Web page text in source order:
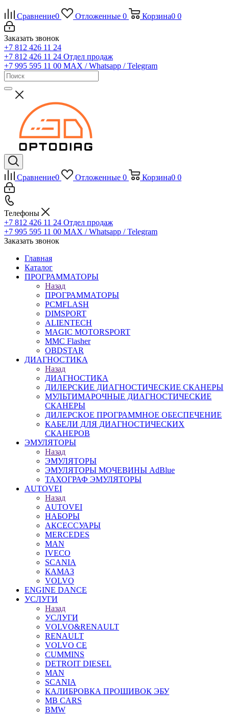
Сравнение0 Отложенные 0 Корзина0 0
Заказать звонок
+7 812 426 11 24
+7 812 426 11 24 Отдел продаж
+7 995 595 11 00 MAX / Whatsapp / Telegram
Сравнение0 Отложенные 0 Корзина0 0
Телефоны
+7 812 426 11 24 Отдел продаж
+7 995 595 11 00 MAX / Whatsapp / Telegram
Заказать звонок
Главная
Каталог
ПРОГРАММАТОРЫ
Назад
ПРОГРАММАТОРЫ
PCMFLASH
DIMSPORT
ALIENTECH
MAGIC MOTORSPORT
MMC Flasher
OBDSTAR
ДИАГНОСТИКА
Назад
ДИАГНОСТИКА
ДИЛЕРСКИЕ ДИАГНОСТИЧЕСКИЕ СКАНЕРЫ
МУЛЬТИМАРОЧНЫЕ ДИАГНОСТИЧЕСКИЕ
СКАНЕРЫ
ДИЛЕРСКОЕ ПРОГРАММНОЕ ОБЕСПЕЧЕНИЕ
КАБЕЛИ ДЛЯ ДИАГНОСТИЧЕСКИХ
СКАНЕРОВ
ЭМУЛЯТОРЫ
Назад
ЭМУЛЯТОРЫ
ЭМУЛЯТОРЫ МОЧЕВИНЫ АdBlue
ТАХОГРАФ ЭМУЛЯТОРЫ
AUTOVEI
Назад
AUTOVEI
НАБОРЫ
АКСЕССУАРЫ
MERCEDES
MAN
IVECO
SCANIA
КАМАЗ
VOLVO
ENGINE DANCE
УСЛУГИ
Назад
УСЛУГИ
VOLVO&RENAULT
RENAULT
VOLVO CE
CUMMINS
DETROIT DIESEL
MAN
SCANIA
КАЛИБРОВКА ПРОШИВОК ЭБУ
MB CARS
BMW